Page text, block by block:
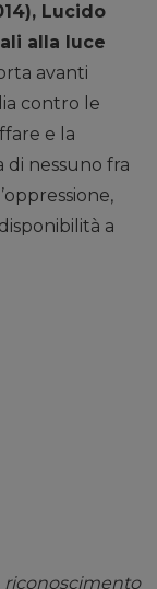
Lucido
alla luce
avanti
contro le
e la
di nessuno fra
a